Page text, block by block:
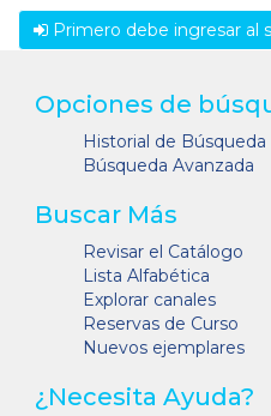
Primero debe ingresar al
Opciones de
Historial de Búsqueda
Búsqueda Avanzada
Buscar Más
Revisar el Catálogo
Lista Alfabética
Explorar canales
Reservas de Curso
Nuevos ejemplares
¿Necesita Ayuda?